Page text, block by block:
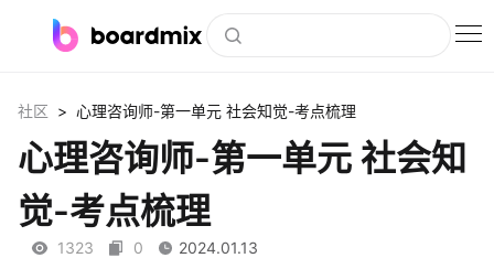
社区资源
会员
社区 > 心理咨询师-第一单元 社会知觉-考点梳理
心理咨询师-第一单元 社会知
觉-考点梳理
1323 0 2024.01.13